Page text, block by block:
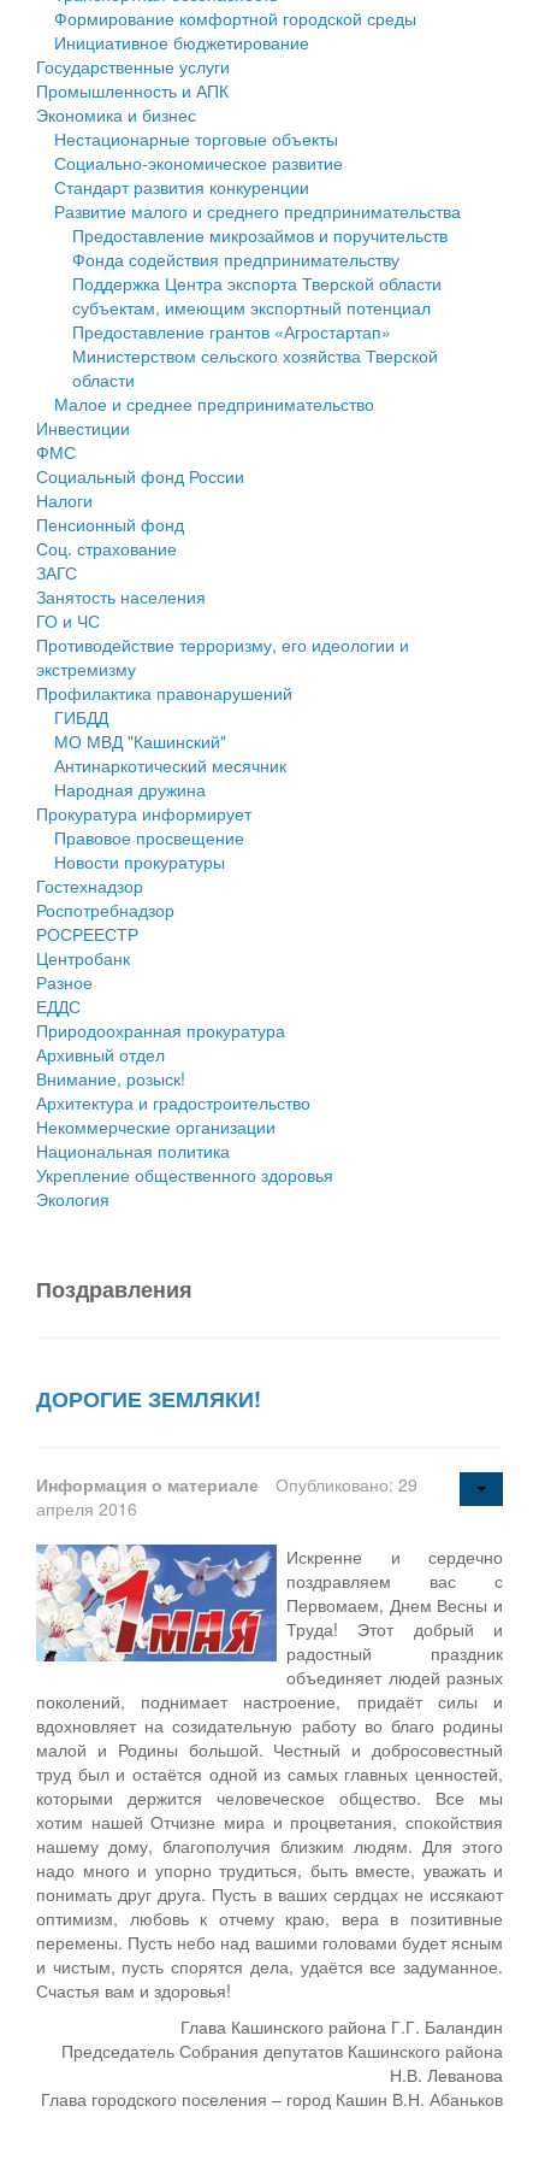
Государственные услуги
Промышленность и АПК
Экономика и бизнес
Символика
Устав
Гостям округа
Туризм
Культура
Образование
Здравоохранение
Социальная защита
Фотоальбом
муниципального округа Тверской области
Администрация Кашинского муниципального округа
Тверской области
Управление сельскими территориями
Открытые данные
Работа с обращениями граждан
Муниципальный контроль
Муниципальные услуги
Проекты административных регламентов
Антимонопольный комплаенс
Противодействие коррупции
Финансовое управление
Бюджет для граждан
Имущество
Выявление правообладателей ранее учтенных
объектов недвижимости
Имущественная поддержка субъектов малого и
среднего предпринимательства
Информационная поддержка субъектов малого и
среднего предпринимательства
Муниципальные программы
Контрольно-счетная палата
Персональные данные
Оценка регулирующего воздействия
Деятельность МУ
Нормативы градостроительного проектирования
Правила землепользования и застройки
Генеральные планы
Проекты планировки территории
Собрание депутатов
Городское поселение
Сельские поселения
Формирование комфортной городской среды
Инициативное бюджетирование
Государственные услуги
Промышленность и АПК
Экономика и бизнес
Нестационарные торговые объекты
Социально-экономическое развитие
Стандарт развития конкуренции
Развитие малого и среднего предпринимательства
Предоставление микрозаймов и поручительств
Фонда содействия предпринимательству
Поддержка Центра экспорта Тверской области
субъектам, имеющим экспортный потенциал
Предоставление грантов «Агростартап»
Министерством сельского хозяйства Тверской
области
Малое и среднее предпринимательство
Инвестиции
ФМС
Социальный фонд России
Налоги
Пенсионный фонд
Соц. страхование
ЗАГС
Занятость населения
ГО и ЧС
Противодействие терроризму, его идеологии и
экстремизму
Профилактика правонарушений
ГИБДД
МО МВД "Кашинский"
Антинаркотический месячник
Народная дружина
Прокуратура информирует
Правовое просвещение
Новости прокуратуры
Гостехнадзор
Роспотребнадзор
РОСРЕЕСТР
Центробанк
Разное
ЕДДС
Природоохранная прокуратура
Архивный отдел
Внимание, розыск!
Архитектура и градостроительство
Некоммерческие организации
Национальная политика
Укрепление общественного здоровья
Экология
Поздравления
ДОРОГИЕ ЗЕМЛЯКИ!
Информация о материале
Опубликовано: 29
апреля 2016
Искренне и сердечно
поздравляем вас с
Первомаем, Днем Весны и
Труда! Этот добрый и
радостный праздник
объединяет людей разных
поколений, поднимает настроение, придаёт силы и
вдохновляет на созидательную работу во благо родины
малой и Родины большой. Честный и добросовестный
труд был и остаётся одной из самых главных ценностей,
которыми держится человеческое общество. Все мы
хотим нашей Отчизне мира и процветания, спокойствия
нашему дому, благополучия близким людям. Для этого
надо много и упорно трудиться, быть вместе, уважать и
понимать друг друга. Пусть в ваших сердцах не иссякают
оптимизм, любовь к отчему краю, вера в позитивные
перемены. Пусть небо над вашими головами будет ясным
и чистым, пусть спорятся дела, удаётся все задуманное.
Счастья вам и здоровья!
Глава Кашинского района Г.Г. Баландин
Председатель Собрания депутатов Кашинского района
Н.В. Леванова
Глава городского поселения – город Кашин В.Н. Абаньков